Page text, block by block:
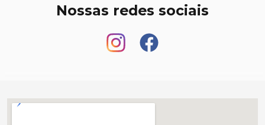
Nossas redes sociais